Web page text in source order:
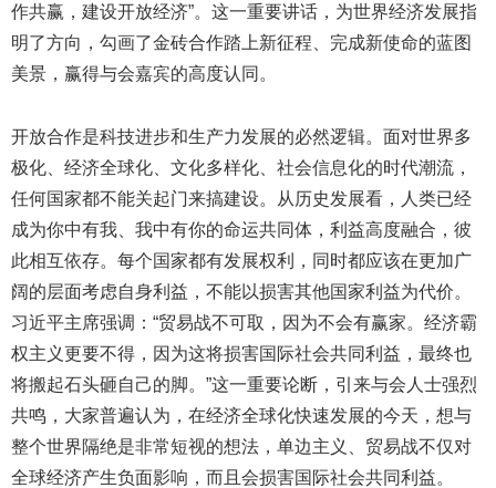
作共赢，建设开放经济”。这一重要讲话，为世界经济发展指
明了方向，勾画了金砖合作踏上新征程、完成新使命的蓝图
美景，赢得与会嘉宾的高度认同。
开放合作是科技进步和生产力发展的必然逻辑。面对世界多
极化、经济全球化、文化多样化、社会信息化的时代潮流，
任何国家都不能关起门来搞建设。从历史发展看，人类已经
成为你中有我、我中有你的命运共同体，利益高度融合，彼
此相互依存。每个国家都有发展权利，同时都应该在更加广
阔的层面考虑自身利益，不能以损害其他国家利益为代价。
习近平主席强调：“贸易战不可取，因为不会有赢家。经济霸
权主义更要不得，因为这将损害国际社会共同利益，最终也
将搬起石头砸自己的脚。”这一重要论断，引来与会人士强烈
共鸣，大家普遍认为，在经济全球化快速发展的今天，想与
整个世界隔绝是非常短视的想法，单边主义、贸易战不仅对
全球经济产生负面影响，而且会损害国际社会共同利益。